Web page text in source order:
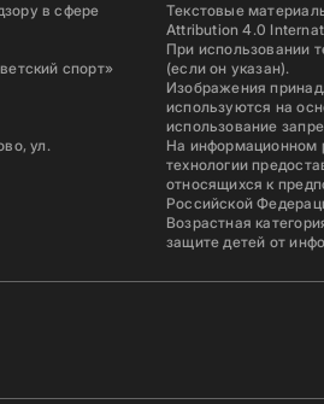
в сфере
спорт»
ул.
Текстовые
Attribution 4.0
При использовании
(если он указан).
Изображения
используются на
использование
На информационном
технологии
относящихся к
Российской
Возрастная
защите детей от